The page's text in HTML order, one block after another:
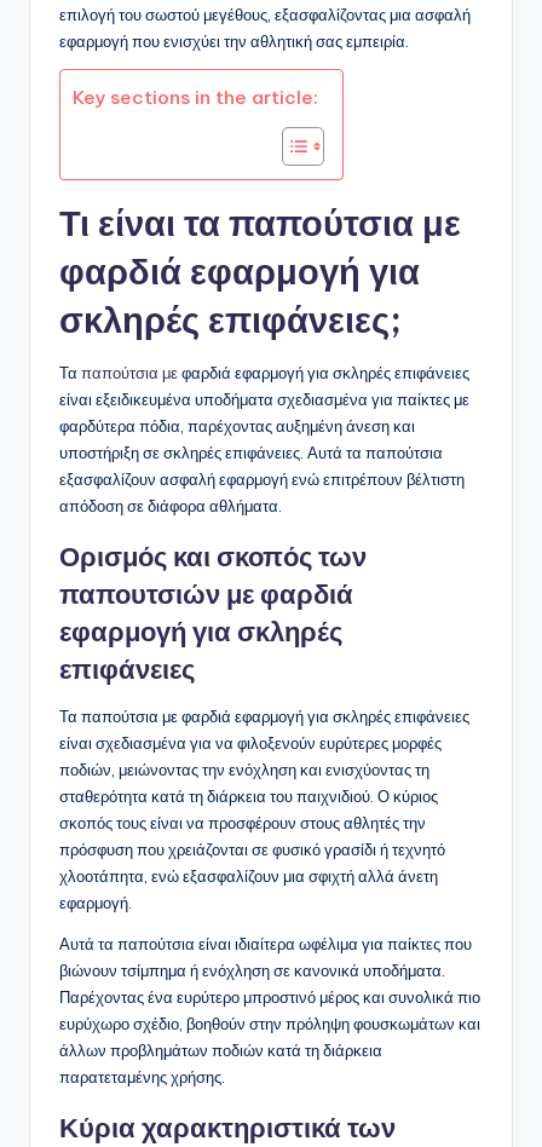
επιλογή του σωστού μεγέθους, εξασφαλίζοντας μια ασφαλή
εφαρμογή που ενισχύει την αθλητική σας εμπειρία.
Key sections in the article:
Τι είναι τα παπούτσια με
φαρδιά εφαρμογή για
σκληρές επιφάνειες;
Τα παπούτσια μεφαρδιά εφαρμογή για σκληρές επιφάνειες
είναι εξειδικευμένα υποδήματα σχεδιασμένα για παίκτες με
φαρδύτερα πόδια, παρέχοντας αυξημένη άνεση και
υποστήριξη σε σκληρές επιφάνειες. Αυτά τα παπούτσια
εξασφαλίζουν ασφαλή εφαρμογή ενώ επιτρέπουν βέλτιστη
απόδοση σε διάφορα αθλήματα.
Ορισμός και σκοπός των
παπουτσιών με φαρδιά
εφαρμογή για σκληρές
επιφάνειες
Τα παπούτσια με φαρδιά εφαρμογή για σκληρές επιφάνειες
είναι σχεδιασμένα για να φιλοξενούν ευρύτερες μορφές
ποδιών, μειώνοντας την ενόχληση και ενισχύοντας τη
σταθερότητα κατά τη διάρκεια του παιχνιδιού. Ο κύριος
σκοπός τους είναι να προσφέρουν στους αθλητές την
πρόσφυση που χρειάζονται σε φυσικό γρασίδι ή τεχνητό
χλοοτάπητα, ενώ εξασφαλίζουν μια σφιχτή αλλά άνετη
εφαρμογή.
Αυτά τα παπούτσια είναι ιδιαίτερα ωφέλιμα για παίκτες που
βιώνουν τσίμπημα ή ενόχληση σε κανονικά υποδήματα.
Παρέχοντας ένα ευρύτερο μπροστινό μέρος και συνολικά πιο
ευρύχωρο σχέδιο, βοηθούν στην πρόληψη φουσκωμάτων και
άλλων προβλημάτων ποδιών κατά τη διάρκεια
παρατεταμένης χρήσης.
Κύρια χαρακτηριστικά των